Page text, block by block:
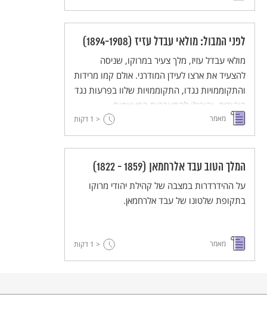
לפני המבול: מולאי עבדל עזיז (1894-1908)
מולאי עבדל עזיז, מלך צעיר במרוקו, שניסה
להצעיד את ארצו לעידן המודרני. אולם קמו מרידות
והתקוממויות נגדו, התקוממויות שלוו בפרעות נגד
היהודים, והובילו להתערבות המעצמות.
מאמר < 1 דקות
המלך הטוב עבד אלרחמאן (1859 - 1822)
על ההידרדרות במצבה של קהילת יהודי מרוקו
בתקופת שלטונו של עבד אלרחמאן.
מאמר < 1 דקות